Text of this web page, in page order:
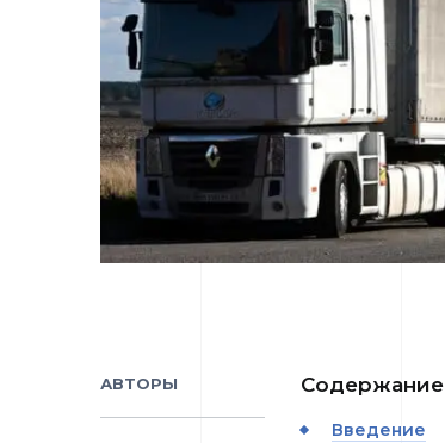
АВТОРЫ Содержание
Введение